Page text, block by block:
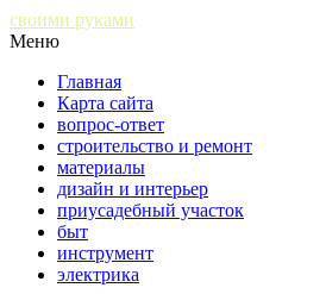
своими руками
Меню
Главная
Карта сайта
вопрос-ответ
строительство и ремонт
материалы
дизайн и интерьер
приусадебный участок
быт
инструмент
электрика